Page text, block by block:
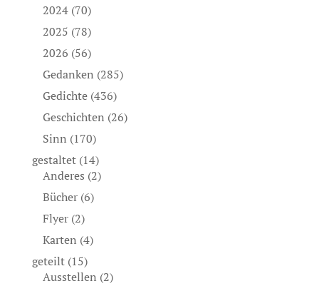
2024(70)
2025 (78)
2026 (56)
Gedanken (285)
Gedichte(436)
Geschichten (26)
Sinn (170)
gestaltet(14)
Anderes (2)
Bücher(6)
Flyer(2)
Karten (4)
geteilt(15)
Ausstellen (2)